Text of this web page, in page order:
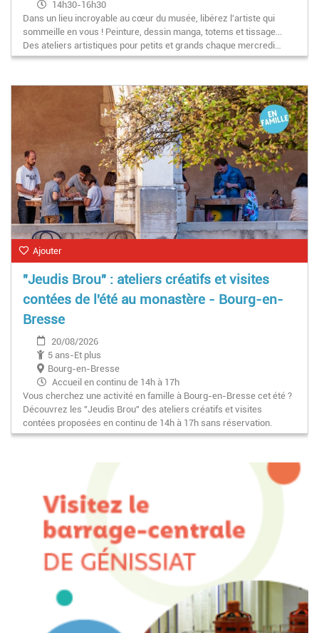
14h30-16h30
Dans un lieu incroyable au cœur du musée, libérez l'artiste qui
sommeille en vous ! Peinture, dessin manga, totems et tissage...
Des ateliers artistiques pour petits et grands chaque mercredi…
Ajouter
"Jeudis Brou" : ateliers créatifs et visites
contées de l'été au monastère - Bourg-en-
Bresse
20/08/2026
5 ans-Et plus
Bourg-en-Bresse
Accueil en continu de 14h à 17h
Vous cherchez une activité en famille à Bourg-en-Bresse cet été ?
Découvrez les "Jeudis Brou" des ateliers créatifs et visites
contées proposées en continu de 14h à 17h sans réservation.